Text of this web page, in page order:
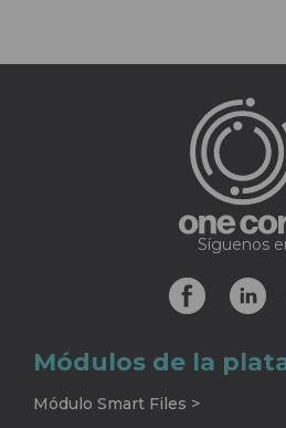
Síguenos
Módulos de la
Módulo Smart Files >